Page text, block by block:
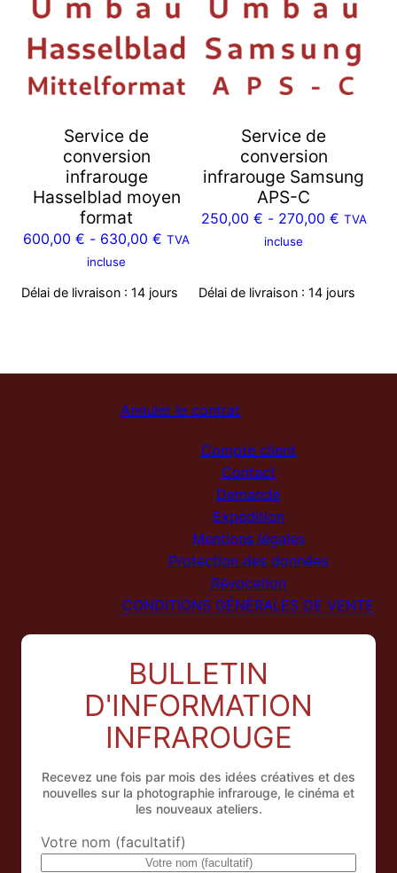
Service de
conversion
infrarouge
Hasselblad moyen
format
600,00 € - 630,00 € TVA
incluse
Délai de livraison : 14 jours
Service de
conversion
infrarouge Samsung
APS-C
250,00 € - 270,00 € TVA
incluse
Délai de livraison : 14 jours
Annuler le contrat
Compte client
Contact
Demande
Expédition
Mentions légales
Protection des données
Révocation
CONDITIONS GÉNÉRALES DE VENTE
BULLETIN
D'INFORMATION
INFRAROUGE
Recevez une fois par mois des idées créatives et des
nouvelles sur la photographie infrarouge, le cinéma et
les nouveaux ateliers.
Votre nom (facultatif)